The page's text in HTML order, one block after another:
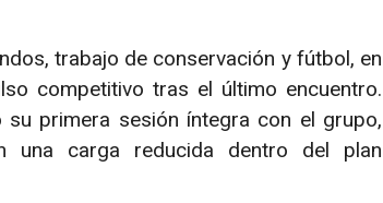
trabajo de conservación y fútbol, en
competitivo tras el último encuentro.
su primera sesión íntegra con el grupo,
una carga reducida dentro del plan